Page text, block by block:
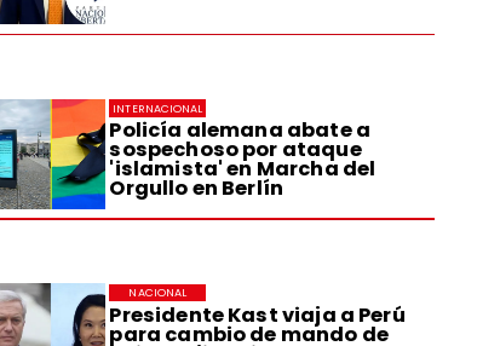
Policía alemana abate a
sospechoso por ataque
'islamista' en Marcha del
Orgullo en Berlín
INTERNACIONAL
Presidente Kast viaja a Perú
para cambio de mando de
NACIONAL